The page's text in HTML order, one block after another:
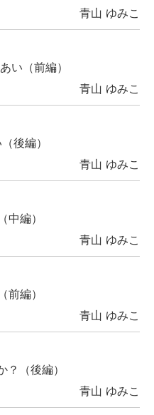
青山 ゆみこ
い（前編）
青山 ゆみこ
後編）
青山 ゆみこ
編）
青山 ゆみこ
編）
青山 ゆみこ
（後編）
青山 ゆみこ